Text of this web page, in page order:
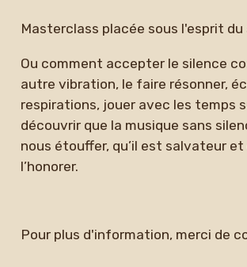
Masterclass placée sous l'esprit du
Ou comment accepter le silence
autre vibration, le faire résonner,
respirations, jouer avec les temps
découvrir que la musique sans
nous étouffer, qu’il est salvateur et
l’honorer.
Pour plus d'information, merci de